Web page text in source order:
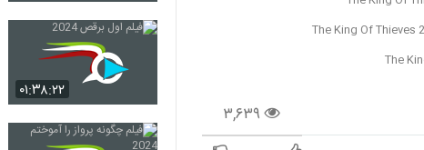
۳,۶۳۹
۰۱:۳۸:۲۲